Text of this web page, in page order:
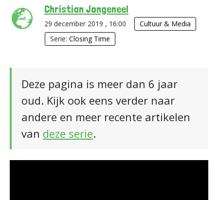
Christian Jongeneel
29 december 2019 , 16:00
Cultuur & Media
Serie: Closing Time
Deze pagina is meer dan 6 jaar
oud. Kijk ook eens verder naar
andere en meer recente artikelen
van deze serie.